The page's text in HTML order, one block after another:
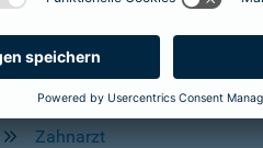
Spezialtarife
Arzt
Zahnarzt